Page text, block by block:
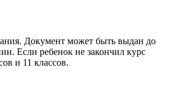
Документ может быть выдан до
Если ребенок не закончил курс
и 11 классов.